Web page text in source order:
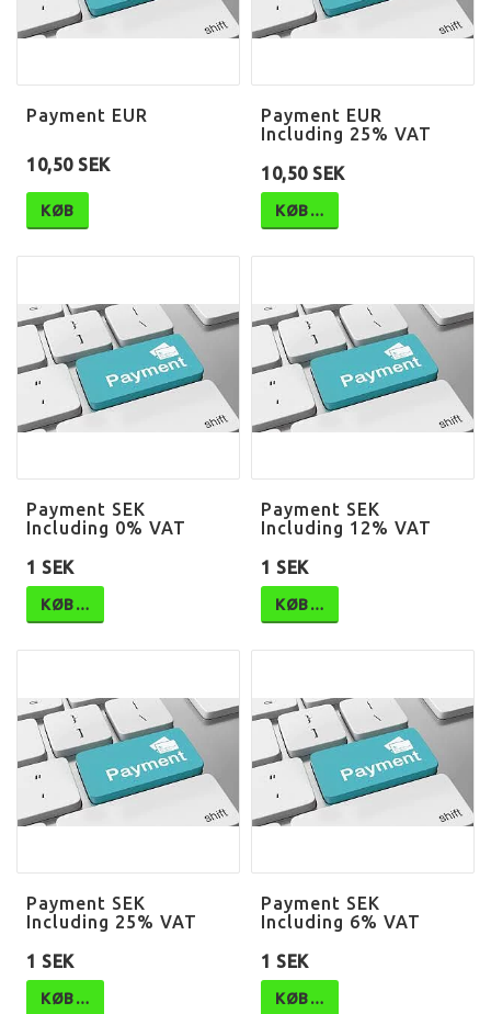
Payment EUR
10,50 SEK
KØB
Payment EUR
Including 25% VAT
10,50 SEK
KØB…
Payment SEK
Including 0% VAT
1 SEK
KØB…
Payment SEK
Including 12% VAT
1 SEK
KØB…
Payment SEK
Including 25% VAT
1 SEK
KØB…
Payment SEK
Including 6% VAT
1 SEK
KØB…